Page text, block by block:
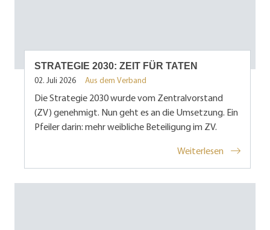
STRATEGIE 2030: ZEIT FÜR TATEN
02. Juli 2026 Aus dem Verband
Die Strategie 2030 wurde vom Zentralvorstand
(ZV) genehmigt. Nun geht es an die Umsetzung. Ein
Pfeiler darin: mehr weibliche Beteiligung im ZV.
Weiterlesen